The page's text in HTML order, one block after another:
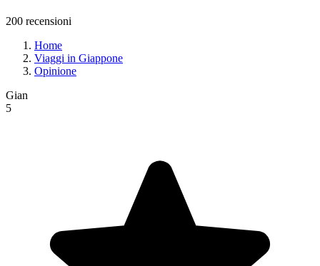
200 recensioni
Home
Viaggi in Giappone
Opinione
Gian
5